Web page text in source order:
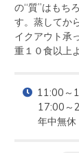
の“質”はもち
す。蒸してか
イクアウト承
重１０食以上
11:00～
17:00～
年中無休